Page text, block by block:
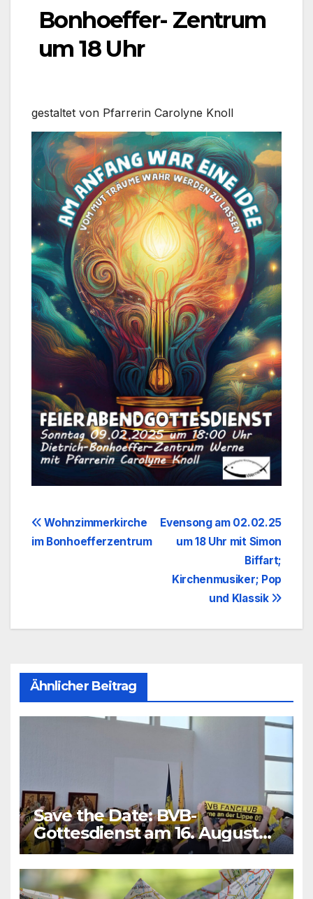
Bonhoeffer- Zentrum
um 18 Uhr
gestal­tet von Pfar­re­rin Caro­ly­ne Knoll
Beitragsnavigation
Evensong am 02.02.25
um 18 Uhr mit Simon
Biffart;
Kirchenmusiker; Pop
und Klassik
Wohnzimmerkirche
im Bonhoefferzentrum
Ähnlicher Beitrag
Save the Date: BVB-
Gottesdienst am 16. August
2026